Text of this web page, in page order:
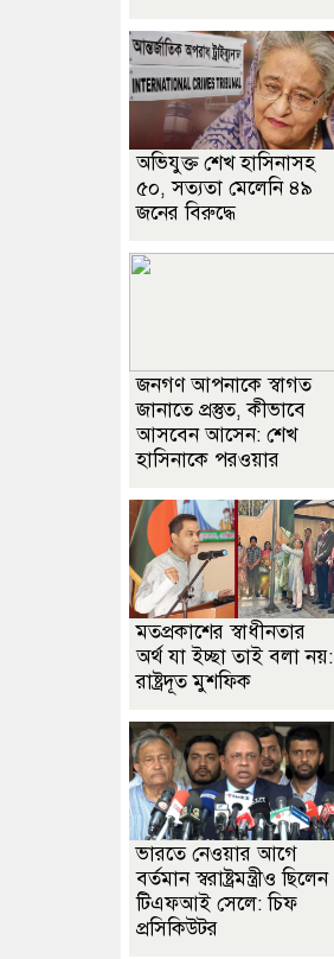
অভিযুক্ত শেখ হাসিনাসহ
৫০, সত্যতা মেলেনি ৪৯
জনের বিরুদ্ধে
জনগণ আপনাকে স্বাগত
জানাতে প্রস্তুত, কীভাবে
আসবেন আসেন: শেখ
হাসিনাকে পরওয়ার
মতপ্রকাশের স্বাধীনতার
অর্থ যা ইচ্ছা তাই বলা নয়:
রাষ্ট্রদূত মুশফিক
ভারতে নেওয়ার আগে
বর্তমান স্বরাষ্ট্রমন্ত্রীও ছিলেন
টিএফআই সেলে: চিফ
প্রসিকিউটর